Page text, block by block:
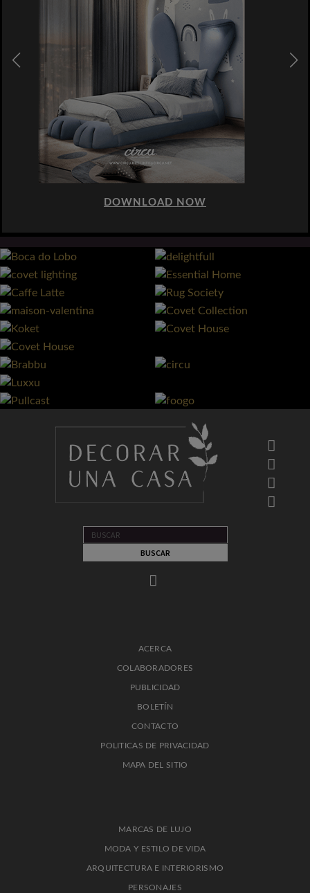
DOWNLOAD NOW
ACERCA
COLABORADORES
PUBLICIDAD
BOLETÍN
CONTACTO
POLITICAS DE PRIVACIDAD
MAPA DEL SITIO
MARCAS DE LUJO
MODA Y ESTILO DE VIDA
ARQUITECTURA E INTERIORISMO
PERSONAJES